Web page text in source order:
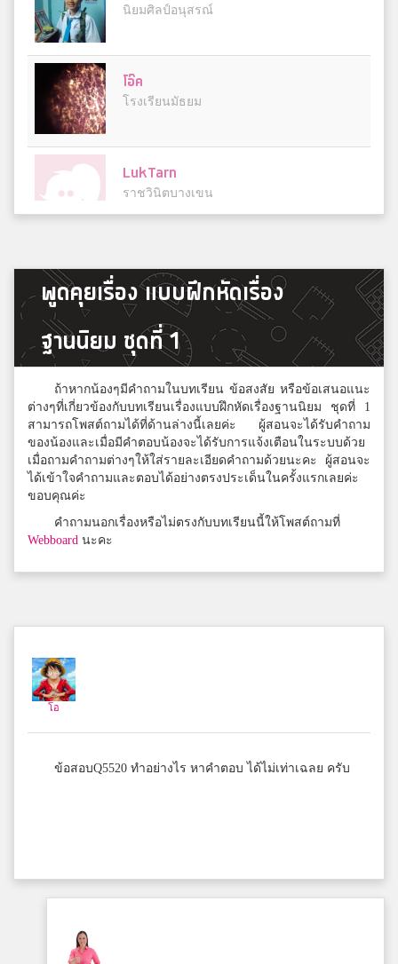
นิยมศิลป์อนุสรณ์
โอ๊ค
โรงเรียนมัธยม
LukTarn
ราชวินิตบางเขน
kookv
บูรณะรำลึก
เซฟ
ต้นกล้า
เสาไห้วิมลวิทยานุกูล
โอ
Nichan Wannakarn
พูดคุยเรื่อง แบบฝึกหัดเรื่อง
ฐานนิยม ชุดที่ 1
ถ้าหากน้องๆมีคำถามในบทเรียน ข้อสงสัย หรือข้อเสนอแนะ
ต่างๆที่เกี่ยวข้องกับบทเรียนเรื่องแบบฝึกหัดเรื่องฐานนิยม ชุดที่ 1
สามารถโพสต์ถามได้ที่ด้านล่างนี้เลยค่ะ ผู้สอนจะได้รับคำถาม
ของน้องและเมื่อมีคำตอบน้องจะได้รับการแจ้งเตือนในระบบด้วย
เมื่อถามคำถามต่างๆให้ใส่รายละเอียดคำถามด้วยนะคะ ผู้สอนจะ
ได้เข้าใจคำถามและตอบได้อย่างตรงประเด็นในครั้งแรกเลยค่ะ
ขอบคุณค่ะ
คำถามนอกเรื่องหรือไม่ตรงกับบทเรียนนี้ให้โพสต์ถามที่
Webboard นะคะ
โอ
ข้อสอบQ5520 ทำอย่างไร หาคำตอบ ได้ไม่เท่าเฉลย ครับ